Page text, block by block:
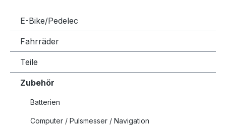
E-Bike/Pedelec
Fahrräder
Teile
Zubehör
Batterien
Computer / Pulsmesser / Navigation